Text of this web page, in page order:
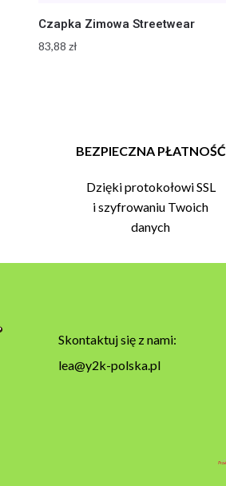
Czapka Zimowa Streetwear
83,88 zł
BEZPIECZNA PŁATNOŚĆ
Dzięki protokołowi SSL
i szyfrowaniu Twoich
danych
Skontaktuj się z nami:
lea@y2k-polska.pl